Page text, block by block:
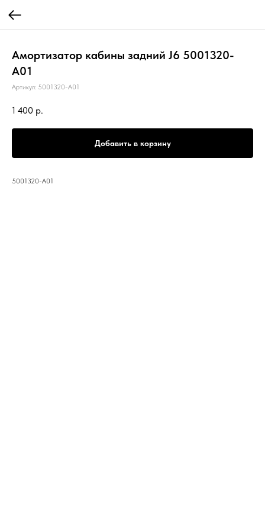
Амортизатор кабины задний J6 5001320-
A01
Артикул: 5001320-A01
1 400 р.
Добавить в корзину
5001320-A01